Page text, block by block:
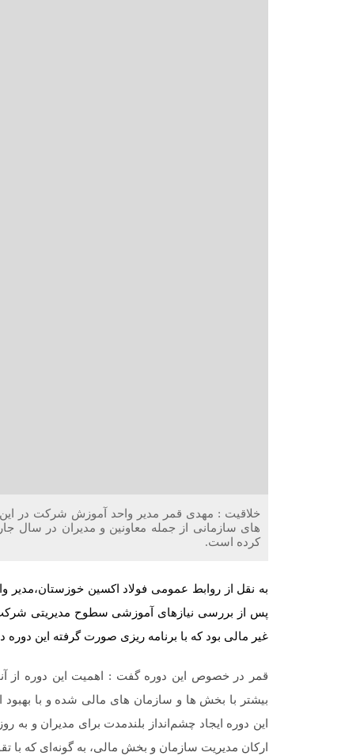
خلاقیت : مهدی قمر مدیر واحد آموزش شرکت در
های سازمانی از جمله معاونین و مدیران در سال
کرده است.
به نقل از روابط عمومی فولاد اکسین خوزستان،مدیر
پس از بررسی نیازهای آموزشی سطوح مدیریتی
غیر مالی بود که با برنامه ریزی صورت گرفته این دوره در تاریخ ۷ خرداد برای مدیران شرکت
قمر در خصوص این دوره گفت : اهمیت این دوره از
بیشتر با بخش ها و سازمان های مالی شده و با بهبود
این دوره ایجاد چشم‌انداز بلندمدت برای مدیران و به
ارکان مدیریت سازمان و بخش مالی، به گونه‌ای که با